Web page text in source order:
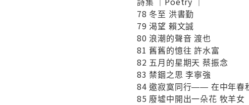
78 冬至 洪書勤
79 渴望 賴文誠
80 浪潮的聲音 渡也
81 舊舊的憶往 許水富
82 五月的星期天 蔡振念
83 禁錮之思 李寧強
84 邀寂寞同行―― 在中年春
85 廢墟中開出一朵花 牧羊女